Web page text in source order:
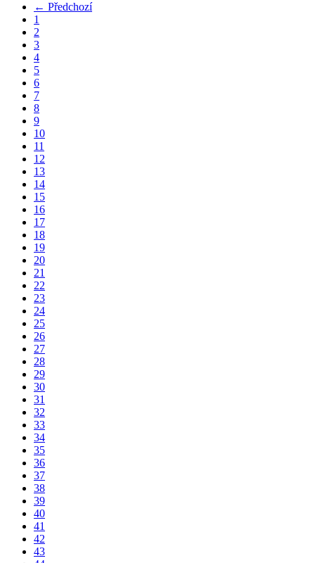
← Předchozí
1
2
3
4
5
6
7
8
9
10
11
12
13
14
15
16
17
18
19
20
21
22
23
24
25
26
27
28
29
30
31
32
33
34
35
36
37
38
39
40
41
42
43